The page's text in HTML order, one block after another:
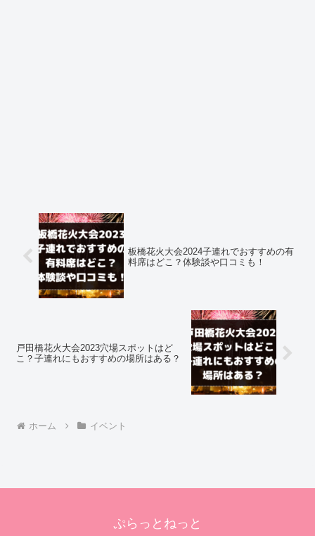
板橋花火大会2024子連れでおすすめの有
料席はどこ？体験談や口コミも！
戸田橋花火大会2023穴場スポットはど
こ？子連れにもおすすめの場所はある？
ホーム イベント
ぷらっとねっと